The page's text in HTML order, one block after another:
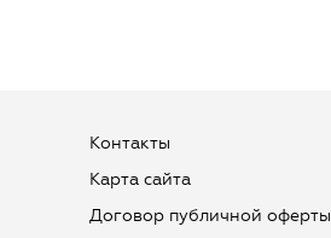
Контакты
Карта сайта
Договор публичной оферты